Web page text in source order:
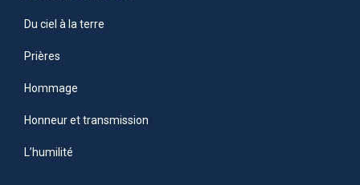
Du ciel à la terre
Prières
Hommage
Honneur et transmission
L’humilité